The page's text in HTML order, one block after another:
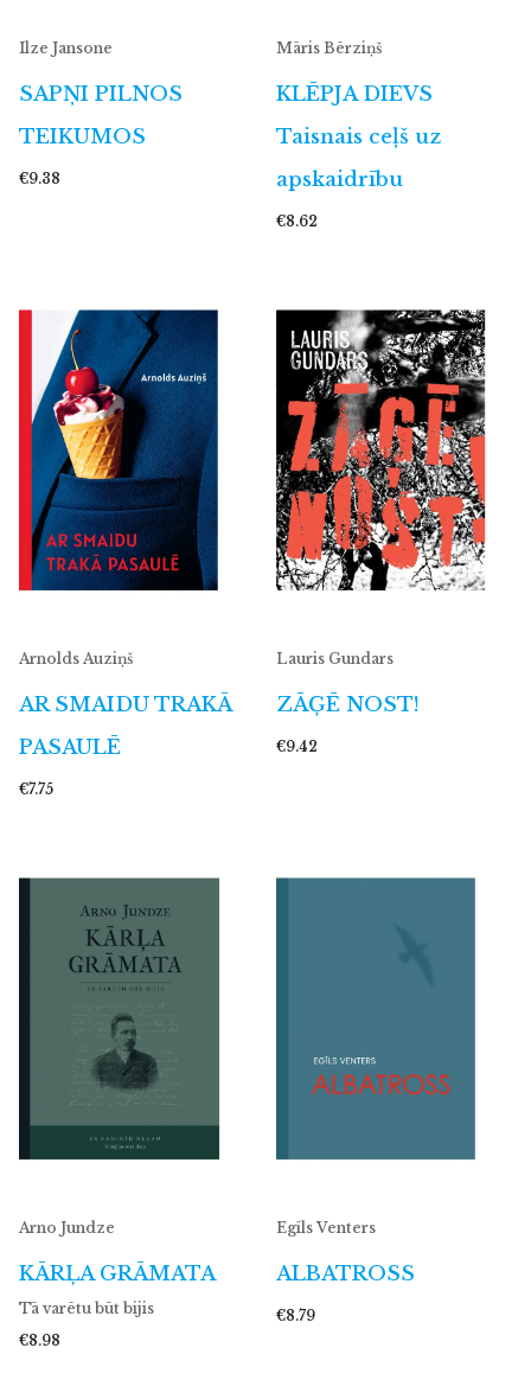
Ilze Jansone
SAPŅI PILNOS
TEIKUMOS
€9.38
Māris Bērziņš
KLĒPJA DIEVS
Taisnais ceļš uz
apskaidrību
€8.62
Arnolds Auziņš
AR SMAIDU TRAKĀ
PASAULĒ
€7.75
Lauris Gundars
ZĀĢĒ NOST!
€9.42
Arno Jundze
KĀRĻA GRĀMATA
Tā varētu būt bijis
€8.98
Egīls Venters
ALBATROSS
€8.79